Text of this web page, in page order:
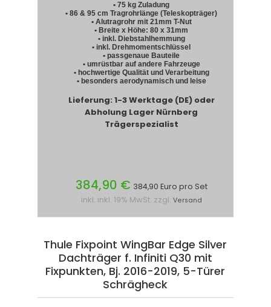
• 75 kg Zuladung
• 86 & 95 cm Tragrohrlänge (Teleskopträger)
• Alutragrohr mit 21mm T-Nut
• Breite x Höhe: 80 x 31mm
• inkl. Diebstahlhemmung
• inkl. Drehmomentschlüssel
• passgenaue Bauteile
• umrüstbar auf andere Fahrzeuge
• hochwertige Qualität und Verarbeitung
• besonders aerodynamisch und leise
Lieferung: 1-3 Werktage (DE) oder
Abholung Lager Nürnberg
Trägerspezialist
384,90 € 384,90 Euro pro Set
inkl. inkl. 19% MwSt. zzgl. Versand
Thule Fixpoint WingBar Edge Silver
Dachträger f. Infiniti Q30 mit
Fixpunkten, Bj. 2016-2019, 5-Türer
Schrägheck